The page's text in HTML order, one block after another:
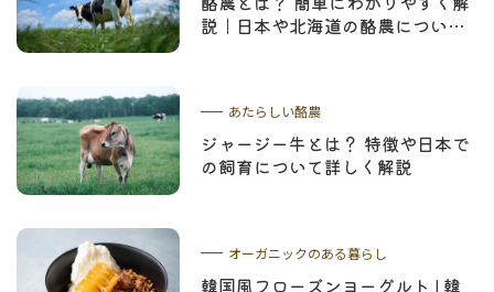
説｜日本や北海道の酪農について
あたらしい酪農
ジャージー牛とは？ 特徴や日本で
の飼育について詳しく解説
オーガニックのある暮らし
韓国風フローズンヨーグルト | 韓